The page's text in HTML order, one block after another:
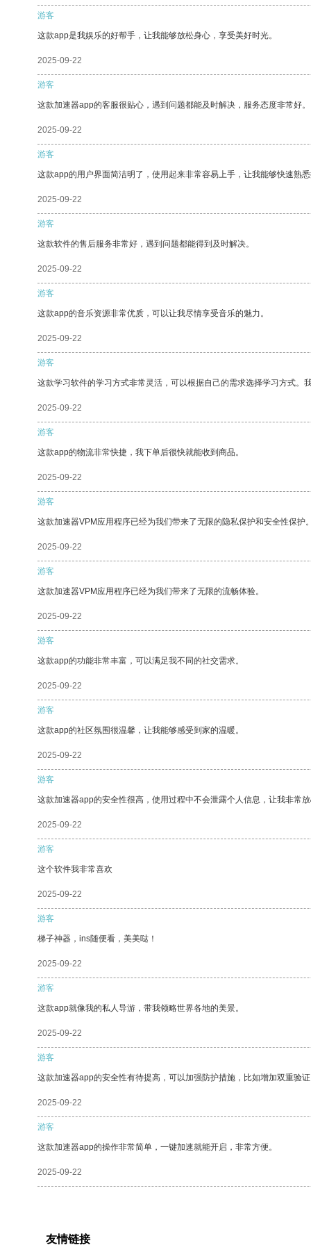
游客
这款app是我娱乐的好帮手，让我能够放松身心，享受美好时光。
2025-09-22
游客
这款加速器app的客服很贴心，遇到问题都能及时解决，服务态度非常好。
2025-09-22
游客
这款app的用户界面简洁明了，使用起来非常容易上手，让我能够快速熟
2025-09-22
游客
这款软件的售后服务非常好，遇到问题都能得到及时解决。
2025-09-22
游客
这款app的音乐资源非常优质，可以让我尽情享受音乐的魅力。
2025-09-22
游客
这款学习软件的学习方式非常灵活，可以根据自己的需求选择学习方式。
2025-09-22
游客
这款app的物流非常快捷，我下单后很快就能收到商品。
2025-09-22
游客
这款加速器VPM应用程序已经为我们带来了无限的隐私保护和安全性保护
2025-09-22
游客
这款加速器VPM应用程序已经为我们带来了无限的流畅体验。
2025-09-22
游客
这款app的功能非常丰富，可以满足我不同的社交需求。
2025-09-22
游客
这款app的社区氛围很温馨，让我能够感受到家的温暖。
2025-09-22
游客
这款加速器app的安全性很高，使用过程中不会泄露个人信息，让我非常
2025-09-22
游客
这个软件我非常喜欢
2025-09-22
游客
梯子神器，ins随便看，美美哒！
2025-09-22
游客
这款app就像我的私人导游，带我领略世界各地的美景。
2025-09-22
游客
这款加速器app的安全性有待提高，可以加强防护措施，比如增加双重验
2025-09-22
游客
这款加速器app的操作非常简单，一键加速就能开启，非常方便。
2025-09-22
友情链接